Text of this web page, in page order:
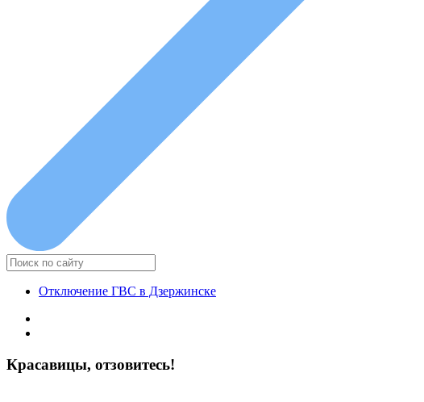
Отключение ГВС в Дзержинске
Красавицы, отзовитесь!